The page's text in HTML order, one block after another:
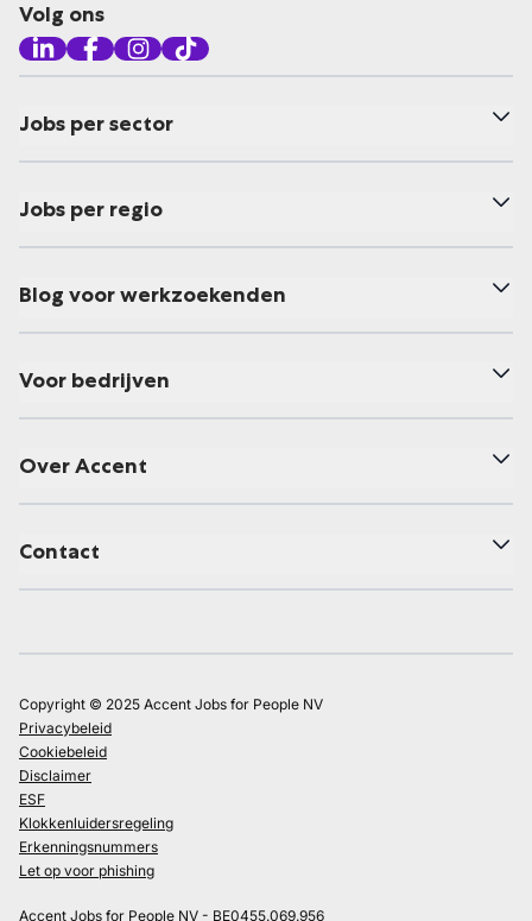
Volg ons
Jobs per sector
Jobs per regio
Blog voor werkzoekenden
Voor bedrijven
Over Accent
Contact
Copyright © 2025 Accent Jobs for People NV
Privacybeleid
Cookiebeleid
Disclaimer
ESF
Klokkenluidersregeling
Erkenningsnummers
Let op voor phishing
Accent Jobs for People NV - BE0455.069.956